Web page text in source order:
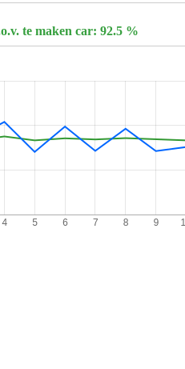
te maken car: 92.5 %